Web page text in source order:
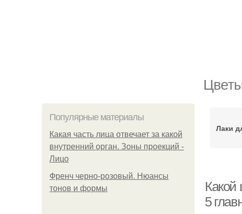
Популярные материалы
Какая часть лица отвечает за какой
внутренний орган. Зоны проекций -
Лицо
Френч черно-розовый. Нюансы
тонов и формы
Лаки
Какой
5